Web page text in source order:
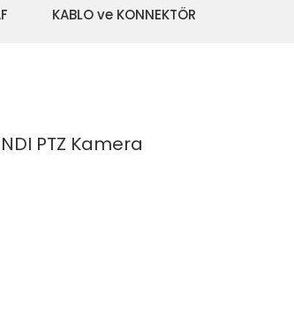
KABLO ve KONNEKTÖR
PTZ Kamera